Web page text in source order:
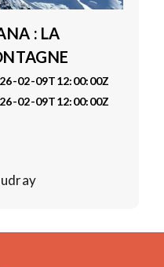
: LA
02-09T12:00:00Z
02-09T12:00:00Z